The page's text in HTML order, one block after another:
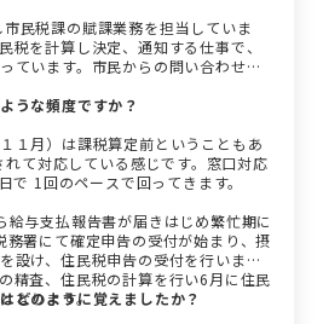
民税課の賦課業務を担当していま
税を計算し決定、通知する仕事で、
ています。市民からの問い合わせ対
うな頻度ですか？
１月）は課税算定前ということもあ
て対応している感じです。窓口対応
で 1回のペースで回ってきます。
給与支払報告書が届きはじめ繁忙期に
務署にて確定申告の受付が始まり、摂
設け、住民税申告の受付を行いま
精査、住民税の計算を行い6月に住民
なります。
どのように覚えましたか？